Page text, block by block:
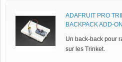
ADAFRUIT PRO
BACKPACK ADD-ON
Un back-back pour
sur les Trinket.